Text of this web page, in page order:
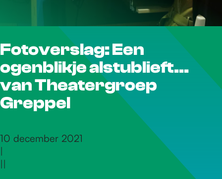
r
d
e
Fotoverslag: Een
ogenblikje alstublieft...
van Theatergroep
Greppel
10 december 2021
|
||